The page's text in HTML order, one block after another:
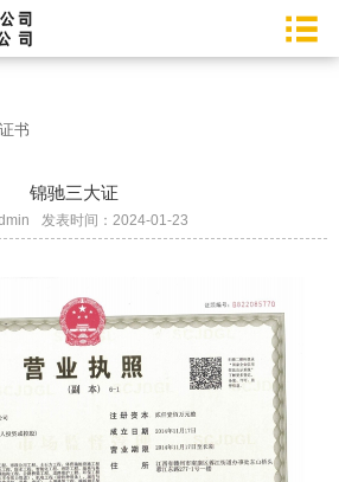
书
锦驰三大证
发表时间：2024-01-23